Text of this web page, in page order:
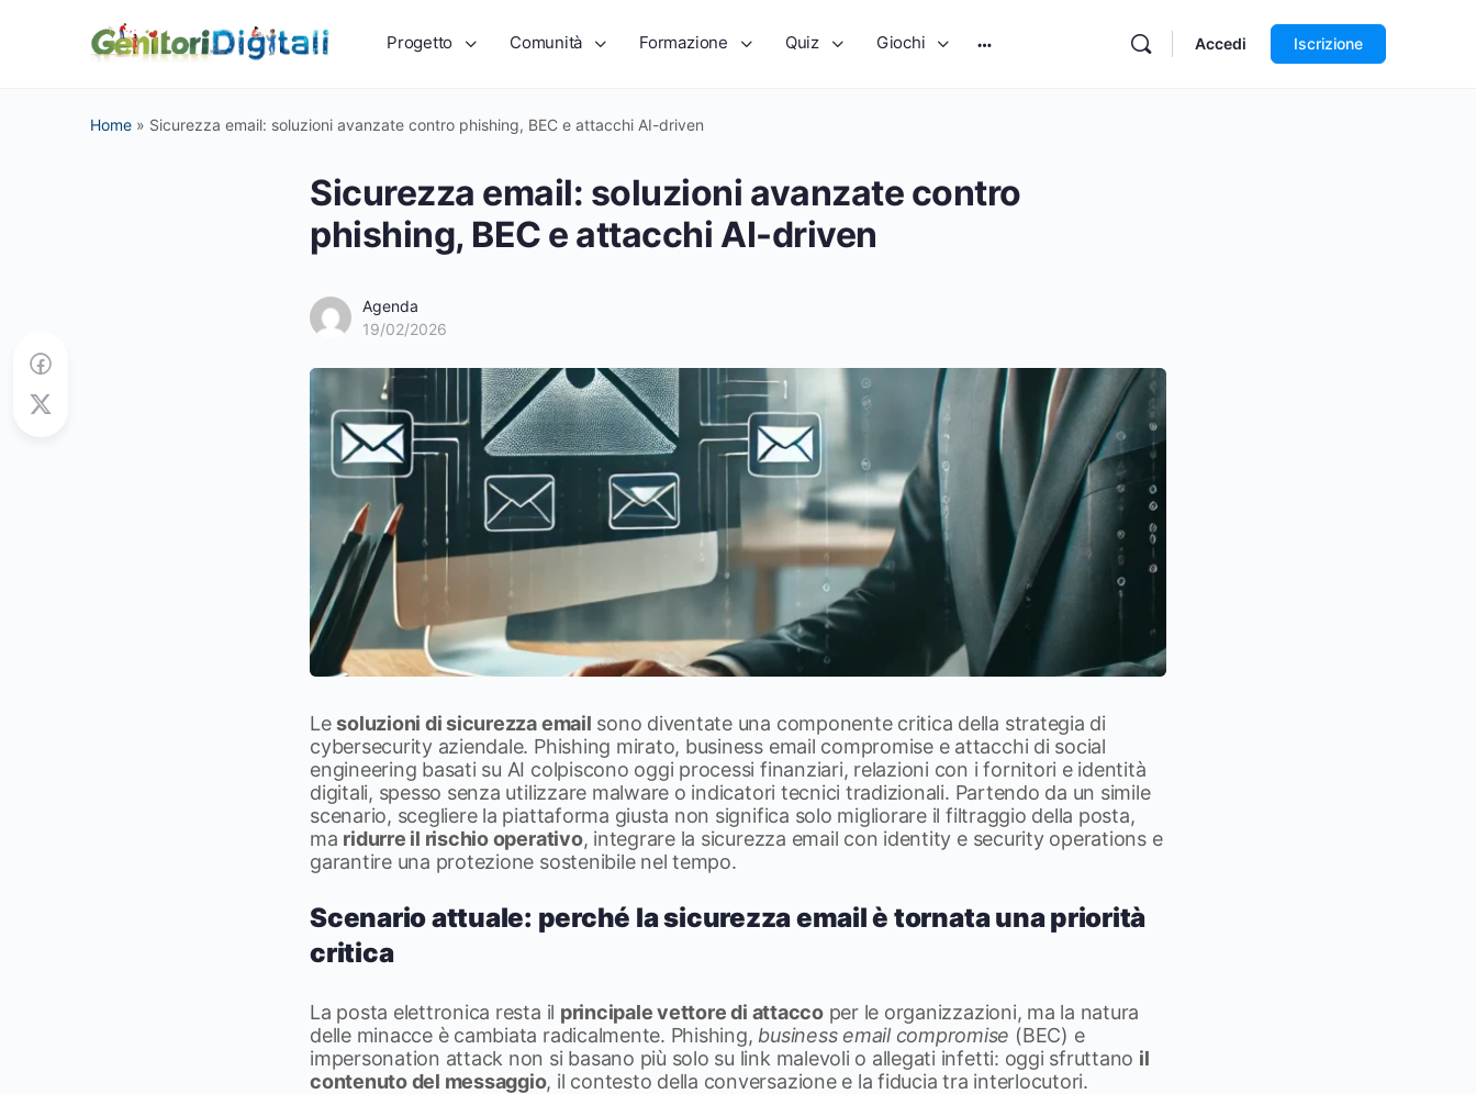
Progetto Comunità Formazione Quiz Giochi Accedi Iscrizione
Home » Sicurezza email: soluzioni avanzate contro phishing, BEC e attacchi AI-driven
Sicurezza email: soluzioni avanzate contro
phishing, BEC e attacchi AI-driven
Agenda
19/02/2026
Lesoluzioni di sicurezza email sono diventate una componente critica della strategia di
cybersecurity aziendale. Phishing mirato, business email compromise e attacchi di social
engineering basati su AI colpiscono oggi processi finanziari, relazioni con i fornitori e identità
digitali, spesso senza utilizzare malware o indicatori tecnici tradizionali. Partendo da un simile
scenario, scegliere la piattaforma giusta non significa solo migliorare il filtraggio della posta,
ma ridurre il rischio operativo, integrare la sicurezza email con identity e security operations e
garantire una protezione sostenibile nel tempo.
Scenario attuale: perché la sicurezza email è tornata una priorità
critica
La posta elettronica resta il principale vettore di attaccoper le organizzazioni, ma la natura
delle minacce è cambiata radicalmente. Phishing, business email compromise (BEC) e
impersonation attack non si basano più solo su link malevoli o allegati infetti: oggi sfruttano il
contenuto del messaggio, il contesto della conversazione e la fiducia tra interlocutori.